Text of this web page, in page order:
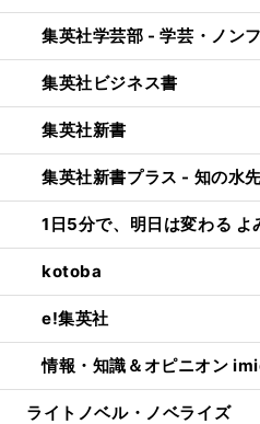
集英社学芸部 - 学芸・ノン
集英社ビジネス書
集英社新書
集英社新書プラス - 知の水
1日5分で、明日は変わる
kotoba
e!集英社
情報・知識＆オピニオン
ライトノベル・ノベライズ